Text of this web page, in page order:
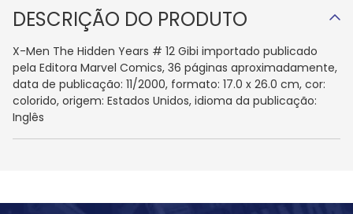
DESCRIÇÃO DO PRODUTO
X-Men The Hidden Years # 12 Gibi importado publicado
pela Editora Marvel Comics, 36 páginas aproximadamente,
data de publicação: 11/2000, formato: 17.0 x 26.0 cm, cor:
colorido, origem: Estados Unidos, idioma da publicação:
Inglês